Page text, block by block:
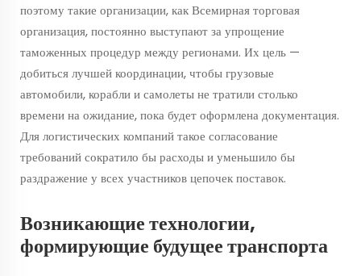
поэтому такие организации, как Всемирная торговая
организация, постоянно выступают за упрощение
таможенных процедур между регионами. Их цель —
добиться лучшей координации, чтобы грузовые
автомобили, корабли и самолеты не тратили столько
времени на ожидание, пока будет оформлена документация.
Для логистических компаний такое согласование
требований сократило бы расходы и уменьшило бы
раздражение у всех участников цепочек поставок.
Возникающие технологии,
формирующие будущее транспорта